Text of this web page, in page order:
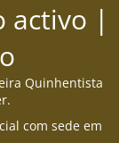
activo |
Quinhentista
com sede em